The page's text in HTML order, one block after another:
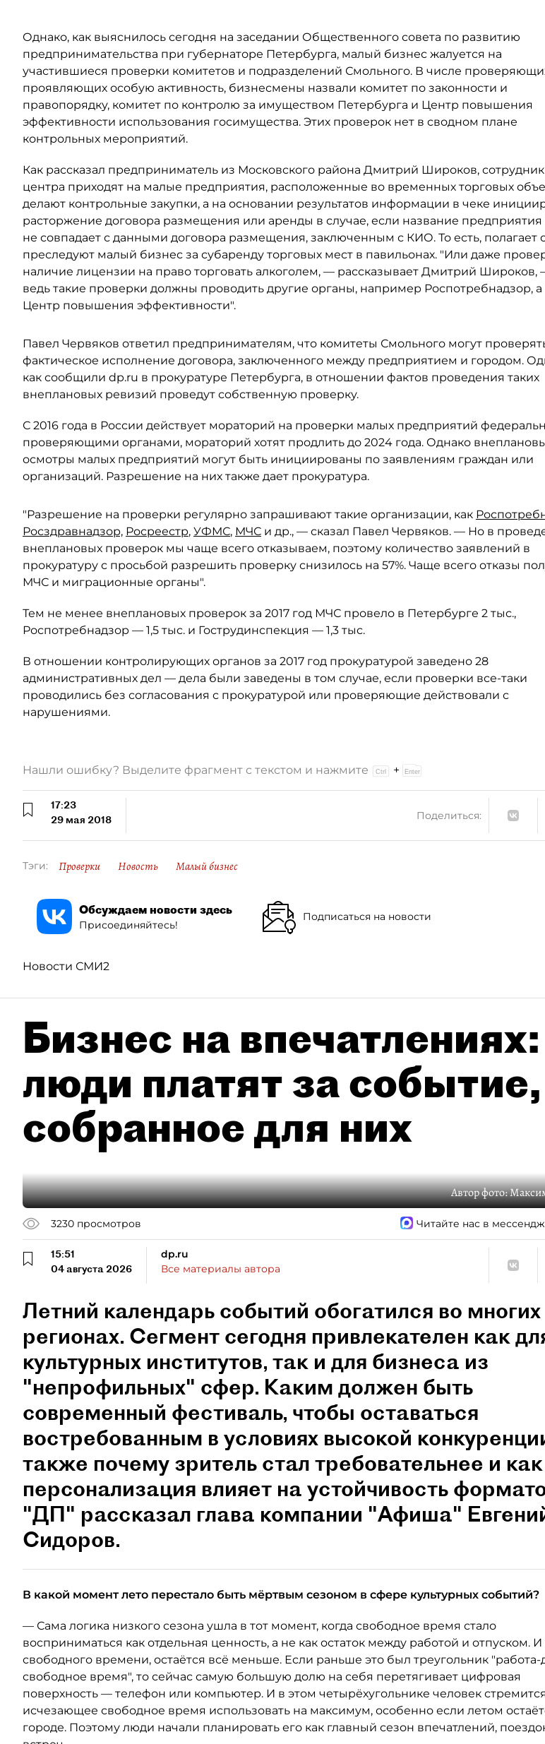
Однако, как выяснилось сегодня на заседании Общественного совета по развитию
предпринимательства при губернаторе Петербурга, малый бизнес жалуется на
участившиеся проверки комитетов и подразделений Смольного. В числе
проявляющих особую активность, бизнесмены назвали комитет по законности и
правопорядку, комитет по контролю за имуществом Петербурга и Центр повышения
эффективности использования госимущества. Этих проверок нет в сводном плане
контрольных мероприятий.
Как рассказал предприниматель из Московского района Дмитрий Широков,
центра приходят на малые предприятия, расположенные во временных торговых
делают контрольные закупки, а на основании результатов информации в чеке
расторжение договора размещения или аренды в случае, если название предприятия
не совпадает с данными договора размещения, заключенным с КИО. То есть, полагает
преследуют малый бизнес за субаренду торговых мест в павильонах. "Или даже
наличие лицензии на право торговать алкоголем, — рассказывает Дмитрий Широков,
ведь такие проверки должны проводить другие органы, например Роспотребнадзор, а
Центр повышения эффективности".
Павел Червяков ответил предпринимателям, что комитеты Смольного могут
фактическое исполнение договора, заключенного между предприятием и городом.
как сообщили dp.ru в прокуратуре Петербурга, в отношении фактов проведения таких
внеплановых ревизий проведут собственную проверку.
С 2016 года в России действует мораторий на проверки малых предприятий
проверяющими органами, мораторий хотят продлить до 2024 года. Однако
осмотры малых предприятий могут быть инициированы по заявлениям граждан или
организаций. Разрешение на них также дает прокуратура.
"Разрешение на проверки регулярно запрашивают такие организации, как
Росздравнадзор, Росреестр, УФМС, МЧС и др., — сказал Павел Червяков. — Но в
внеплановых проверок мы чаще всего отказываем, поэтому количество заявлений в
прокуратуру с просьбой разрешить проверку снизилось на 57%. Чаще всего отказы
МЧС и миграционные органы".
Тем не менее внеплановых проверок за 2017 год МЧС провело в Петербурге 2 тыс.,
Роспотребнадзор — 1,5 тыс. и Гострудинспекция — 1,3 тыс.
В отношении контролирующих органов за 2017 год прокуратурой заведено 28
административных дел — дела были заведены в том случае, если проверки все-таки
проводились без согласования с прокуратурой или проверяющие действовали с
нарушениями.
Нашли ошибку? Выделите фрагмент с текстом и нажмите +
17:23
29 мая 2018
Поделиться:
Тэги: Проверки Новость Малый бизнес
Обсуждаем новости здесь
Присоединяйтесь!
Подписаться на новости
Новости СМИ2
Бизнес на впечатлениях:
люди платят за событие,
собранное для них
Автор фото:
3230 просмотров Читайте нас в
15:51
04 августа 2026
dp.ru
Все материалы автора
Летний календарь событий обогатился во многих
регионах. Сегмент сегодня привлекателен как
культурных институтов, так и для бизнеса из
"непрофильных" сфер. Каким должен быть
современный фестиваль, чтобы оставаться
востребованным в условиях высокой
также почему зритель стал требовательнее и как
персонализация влияет на устойчивость
"ДП" рассказал глава компании "Афиша"
Сидоров.
В какой момент лето перестало быть мёртвым сезоном в сфере культурных событий?
— Сама логика низкого сезона ушла в тот момент, когда свободное время стало
восприниматься как отдельная ценность, а не как остаток между работой и отпуском. И
свободного времени, остаётся всё меньше. Если раньше это был треугольник
свободное время", то сейчас самую большую долю на себя перетягивает цифровая
поверхность — телефон или компьютер. И в этом четырёхугольнике человек
исчезающее свободное время использовать на максимум, особенно если летом
городе. Поэтому люди начали планировать его как главный сезон впечатлений,